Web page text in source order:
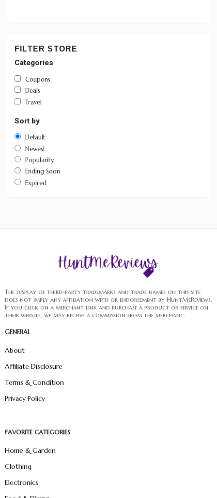
FILTER STORE
Categories
Coupons
Deals
Travel
Sort by
Default
Newest
Popularity
Ending Soon
Expired
The display of third-party trademarks and trade names on this site
does not imply any affiliation with or endorsement by HuntMeReviews.
If you click on a merchant link and purchase a product or service on
their website, we may receive a commission from the merchant.
GENERAL
About
Affiliate Disclosure
Terms & Condition
Privacy Policy
FAVORITE CATEGORIES
Home & Garden
Clothing
Electronics